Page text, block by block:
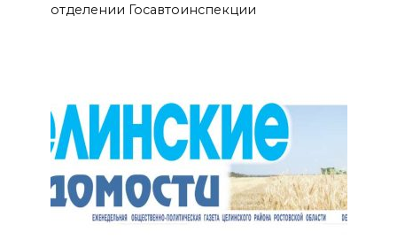
отделении Госавтоинспекции